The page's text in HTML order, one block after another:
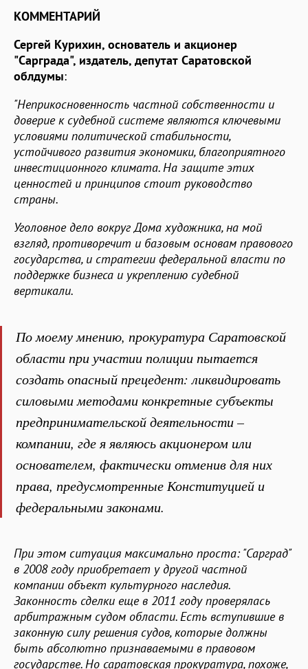
КОММЕНТАРИЙ
Сергей Курихин, основатель и акционер
"Сарграда", издатель, депутат Саратовской
облдумы:
"Неприкосновенность частной собственности и
доверие к судебной системе являются ключевыми
условиями политической стабильности,
устойчивого развития экономики, благоприятного
инвестиционного климата. На защите этих
ценностей и принципов стоит руководство
страны.
Уголовное дело вокруг Дома художника, на мой
взгляд, противоречит и базовым основам правового
государства, и стратегии федеральной власти по
поддержке бизнеса и укреплению судебной
вертикали.
По моему мнению, прокуратура Саратовской
области при участии полиции пытается
создать опасный прецедент: ликвидировать
силовыми методами конкретные субъекты
предпринимательской деятельности –
компании, где я являюсь акционером или
основателем, фактически отменив для них
права, предусмотренные Конституцией и
федеральными законами.
При этом ситуация максимально проста: "Сарград"
в 2008 году приобретает у другой частной
компании объект культурного наследия.
Законность сделки еще в 2011 году проверялась
арбитражным судом области. Есть вступившие в
законную силу решения судов, которые должны
быть абсолютно признаваемыми в правовом
государстве. Но саратовская прокуратура, похоже,